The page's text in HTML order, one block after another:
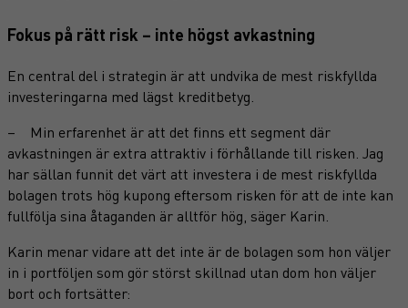
Fokus på rätt risk – inte högst avkastning
En central del i strategin är att undvika de mest riskfyllda
investeringarna med lägst kreditbetyg.
– Min erfarenhet är att det finns ett segment där
avkastningen är extra attraktiv i förhållande till risken. Jag
har sällan funnit det värt att investera i de mest riskfyllda
bolagen trots hög kupong eftersom risken för att de inte kan
fullfölja sina åtaganden är alltför hög, säger Karin.
Karin menar vidare att det inte är de bolagen som hon väljer
in i portföljen som gör störst skillnad utan dom hon väljer
bort och fortsätter: